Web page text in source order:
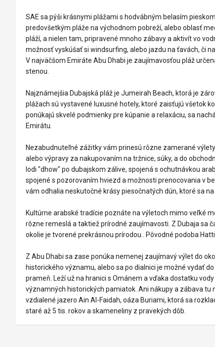
SAE sa pýši krásnymi plážami s hodvábným belasím
predovšetkým pláže na východnom pobreží, alebo oblasť
pláží, a nielen tam, pripravené mnoho zábavy a aktivít vo
možnosť vyskúšať si windsurfing, alebo jazdu na ťavách, či
V najväčšom Emiráte Abu Dhabi je zaujímavosťou pláž
stenou.
Najznámejšia Dubajská pláž je Jumeirah Beach, ktorá je
plážach sú vystavené luxusné hotely, ktoré zaisťujú všetok
ponúkajú skvelé podmienky pre kúpanie a relaxáciu, sa
Emirátu.
Nezabudnuteľné zážitky vám prinesú rôzne zamerané
alebo výpravy za nakupovaním na tržnice, súky, a do
lodi "dhow" po dubajskom zálive, spojená s ochutnávkou
spojené s pozorovaním hviezd a možnosti prenocovania v
vám odhalia neskutočné krásy piesočnatých dún, ktoré sa
Kultúrne arabské tradície poznáte na výletoch mimo veľké
rôzne remeslá a taktiež prírodné zaujímavosti. Z Dubaja sa
okolie je tvorené prekrásnou prírodou.. Pôvodné podoba
Z Abu Dhabi sa zase ponúka nemenej zaujímavý výlet do
historického významu, alebo sa po dialnici je možné vydať
prameň. Leží už na hranici s Ománem a vďaka dostatku
významných historických pamiatok. Ani nákupy a zábava
vzdialené jazero Ain Al-Faidah, oáza Buriami, ktorá sa
staré až 5 tis. rokov a skameneliny z pravekých dôb.